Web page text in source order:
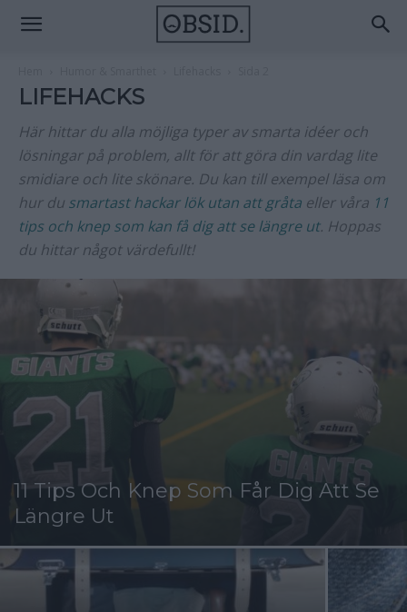
LIFEHACKS
Här hittar du alla möjliga typer av smarta idéer och
lösningar på problem, allt för att göra din vardag lite
smidiare och lite skönare. Du kan till exempel läsa om
hur du smartast hackar lök utan att gråta eller våra 11
tips och knep som kan få dig att se längre ut. Hoppas
du hittar något värdefullt!
11 Tips Och Knep Som Får Dig Att Se
Längre Ut